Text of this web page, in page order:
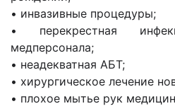
• инвазивные процедуры;
• перекрестная
медперсонала;
• неадекватная АБТ;
• хирургическое лечение
• плохое мытье рук